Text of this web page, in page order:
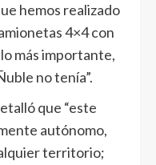
hemos realizado
4×4 con
más importante,
no tenía”.
que “este
autónomo,
territorio;